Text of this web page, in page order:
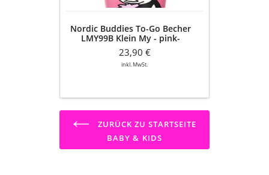
violett-
450ml
Nordic Buddies To-Go Becher
LMY99B Klein My - pink-
violett- 450ml
23,90 €
inkl. MwSt.
ZURÜCK ZU STARTSEITE
BABY & KIDS